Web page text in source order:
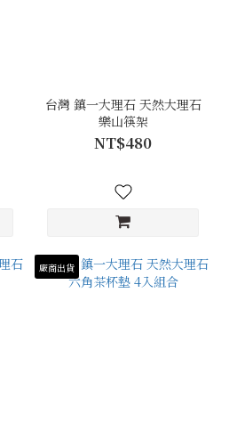
台灣 鎮一大理石 天然大理石
樂山筷架
NT$480
廠商出貨